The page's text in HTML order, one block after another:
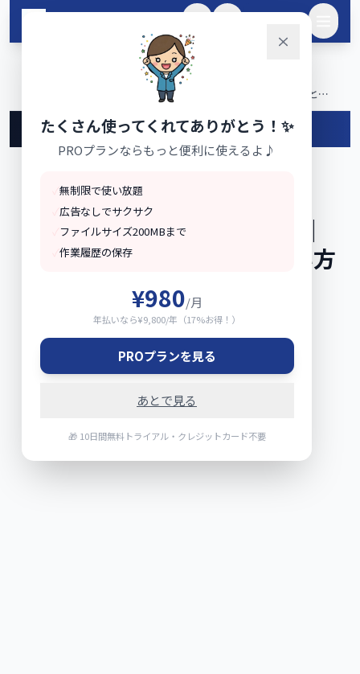
メインコンテンツへスキップ
DeepSeek完全ガイド2026｜無料で使える高性能AIの使い方と活
🤖AI活用レシピに戻る
レシピ
DeepSeek完全ガイド2026｜
無料で使える高性能AIの使い方
⏱5分で読める
たくさん使ってくれてありがとう！✨
PROプランならもっと便利に使えるよ♪
無制限で使い放題
広告なしでサクサク
ファイルサイズ200MBまで
作業履歴の保存
¥980/月
年払いなら¥9,800/年（17%お得！）
PROプランを見る
あとで見る
🎁 10日間無料トライアル・クレジットカード不要